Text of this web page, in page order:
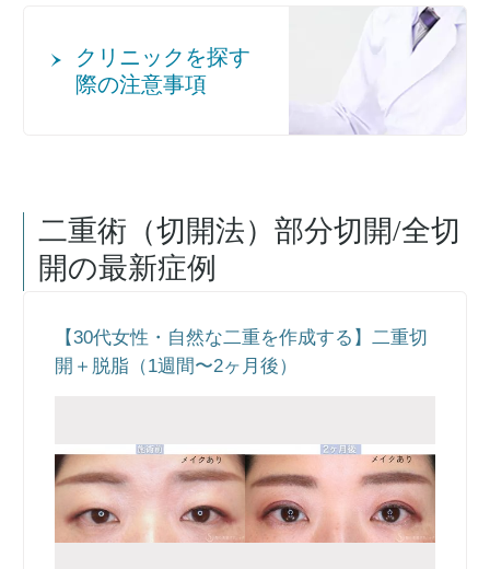
クリニックを探す
際の注意事項
二重術（切開法）部分切開/全切
開の最新症例
【30代女性・自然な二重を作成する】二重切
開＋脱脂（1週間〜2ヶ月後）